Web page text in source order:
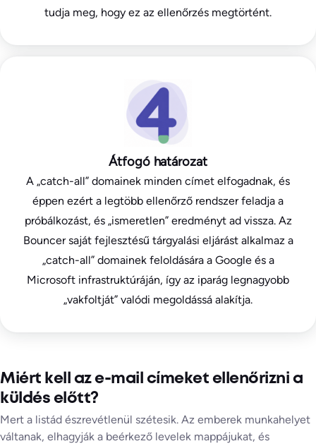
tudja meg, hogy ez az ellenőrzés megtörtént.
Átfogó határozat
A „catch-all” domainek minden címet elfogadnak, és
éppen ezért a legtöbb ellenőrző rendszer feladja a
próbálkozást, és „ismeretlen” eredményt ad vissza. Az
Bouncer saját fejlesztésű tárgyalási eljárást alkalmaz a
„catch-all” domainek feloldására a Google és a
Microsoft infrastruktúráján, így az iparág legnagyobb
„vakfoltját” valódi megoldássá alakítja.
Miért kell az e-mail címeket ellenőrizni a
küldés előtt?
Mert a listád észrevétlenül szétesik. Az emberek munkahelyet
váltanak, elhagyják a beérkező levelek mappájukat, és